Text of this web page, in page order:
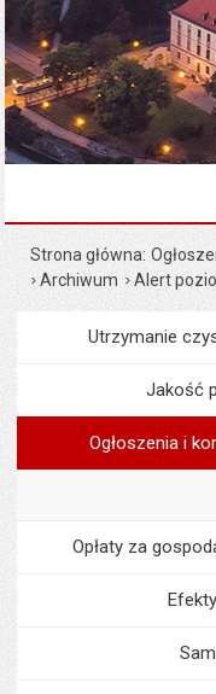
Strona główna
Archiwum
Alert
Utrzymanie
Jakość
Ogłoszenia i
Opłaty za